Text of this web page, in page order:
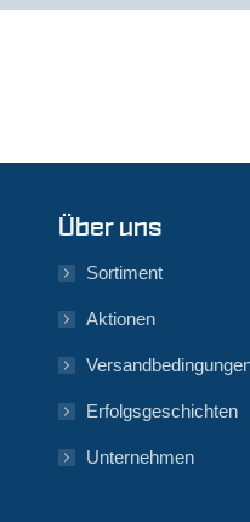
Über uns
Sortiment
Aktionen
Erfolgsgeschichten
Unternehmen